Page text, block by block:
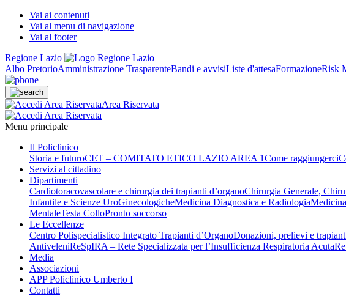
Vai ai contenuti
Vai al menu di navigazione
Vai al footer
Regione Lazio
Albo PretorioAmministrazione TrasparenteBandi e avvisiListe d'attesaFormazioneRisk
Area Riservata
Menu principale
Il Policlinico
Storia e futuroCET – COMITATO ETICO LAZIO AREA 1Come raggiungerci
Servizi al cittadino
Dipartimenti
Cardiotoracovascolare e chirurgia dei trapianti d’organoChirurgia Generale,
Infantile e Scienze UroGinecologicheMedicina Diagnostica e Radiologia
MentaleTesta ColloPronto soccorso
Le Eccellenze
Centro Polispecialistico Integrato Trapianti d’OrganoDonazioni, prelievi e
AntiveleniReSpIRA – Rete Specializzata per l’Insufficienza Respiratoria Acuta
Media
Associazioni
APP Policlinico Umberto I
Contatti